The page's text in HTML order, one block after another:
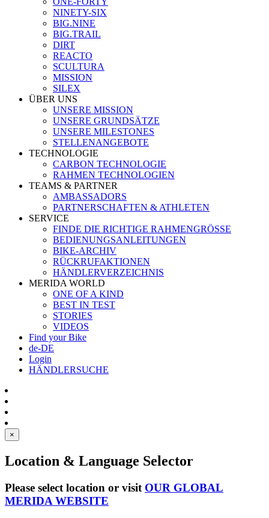
NINETY-SIX
BIG.NINE
BIG.TRAIL
DIRT
REACTO
SCULTURA
MISSION
SILEX
ÜBER UNS
UNSERE MISSION
UNSERE GRUNDSÄTZE
UNSERE MILESTONES
STELLENANGEBOTE
TECHNOLOGIE
CARBON TECHNOLOGIE
RAHMEN TECHNOLOGIEN
TEAMS & PARTNER
AMBASSADORS
PARTNERSCHAFTEN & ATHLETEN
SERVICE
FINDE DIE RICHTIGE RAHMENGRÖSSE
BEDIENUNGSANLEITUNGEN
BIKE-ARCHIV
RÜCKRUFAKTIONEN
HÄNDLERVERZEICHNIS
MERIDA WORLD
ONE OF A KIND
BEST IN TEST
STORIES
VIDEOS
Find your Bike
de-DE
Login
HÄNDLERSUCHE
×
Location & Language Selector
Please select location or visit OUR GLOBAL
MERIDA WEBSITE